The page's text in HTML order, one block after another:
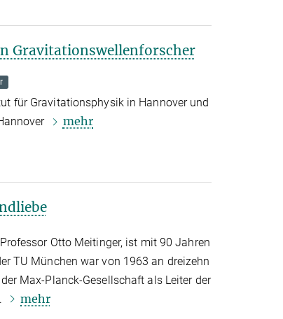
Gravitationswellenforscher
für Gravitationsphysik in Hannover und
mehr
Otto Meitinger, ist mit 90 Jahren
TU München war von 1963 an dreizehn
Max-Planck-Gesellschaft als Leiter der
mehr